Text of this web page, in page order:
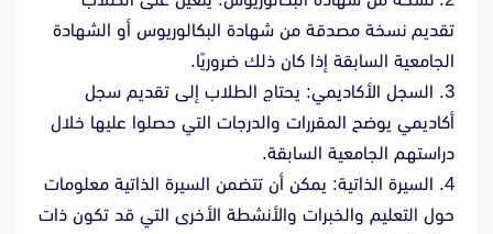
تقديم نسخة مصدقة من شهادة البكالوريوس أو الشهادة
الجامعية السابقة إذا كان ذلك ضروريًا.
3. السجل الأكاديمي: يحتاج الطلاب إلى تقديم سجل
أكاديمي يوضح المقررات والدرجات التي حصلوا عليها خلال
دراستهم الجامعية السابقة.
4. السيرة الذاتية: يمكن أن تتضمن السيرة الذاتية معلومات
حول التعليم والخبرات والأنشطة الأخرى التي قد تكون ذات